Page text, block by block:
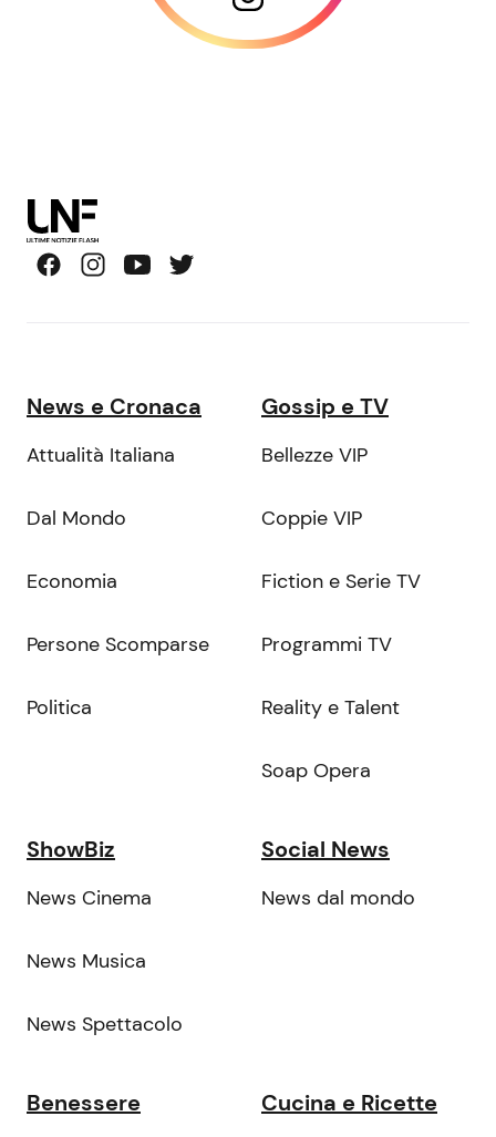
News e Cronaca
Attualità Italiana
Dal Mondo
Economia
Persone Scomparse
Politica
Gossip e TV
Bellezze VIP
Coppie VIP
Fiction e Serie TV
Programmi TV
Reality e Talent
Soap Opera
ShowBiz
News Cinema
News Musica
News Spettacolo
Social News
News dal mondo
Benessere Cucina e Ricette